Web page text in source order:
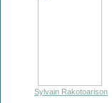
Sylvain Rakotoarison